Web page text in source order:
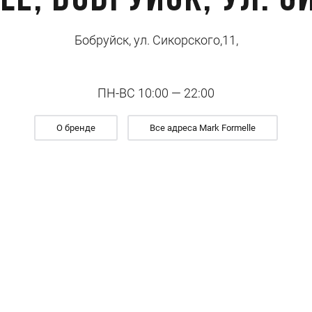
Бобруйск, ул. Сикорского,11,
ПН-ВС 10:00 — 22:00
О бренде Все адреса Mark Formelle